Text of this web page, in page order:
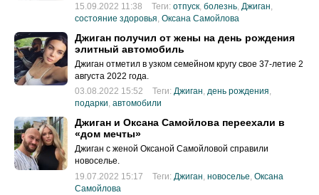
15.09.2022 11:38
Теги: отпуск болезнь Джиган
состояние здоровья Оксана Самойлова
Джиган получил от жены на день рождения
элитный автомобиль
Джиган отметил в узком семейном кругу свое 37-летие 2
августа 2022 года.
03.08.2022 15:52
Теги: Джиган, день рождения,
подарки, автомобили
Джиган и Оксана Самойлова переехали в
«дом мечты»
Джиган с женой Оксаной Самойловой справили
новоселье.
19.07.2022 15:17
Теги: Джиган новоселье Оксана
Самойлова